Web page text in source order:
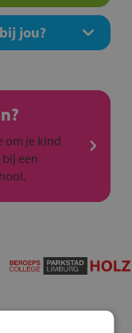
jou?
om je kind
een